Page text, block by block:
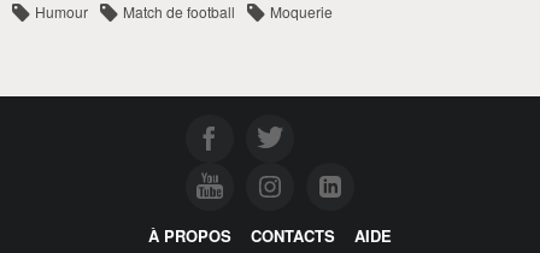
Humour
Match de football Moquerie
À PROPOS CONTACTS AIDE